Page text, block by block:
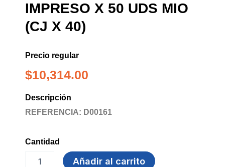
IMPRESO X 50 UDS MIO
(CJ X 40)
Precio regular
$10,314.00
Descripción
REFERENCIA: D00161
Cantidad
Añadir al carrito